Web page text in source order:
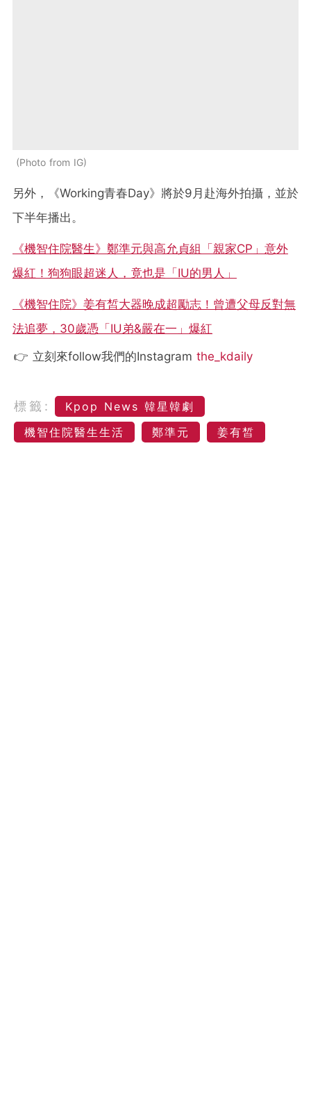
Photo from IG
另外，《Working青春Day》將於9月赴海外拍攝，並於
下半年播出。
《機智住院醫生》鄭準元與高允貞組「親家CP」意外
爆紅！狗狗眼超迷人，竟也是「IU的男人」
《機智住院》姜有皙大器晚成超勵志！曾遭父母反對無
法追夢，30歲憑「IU弟&嚴在一」爆紅
👉 立刻來follow我們的Instagram the_kdaily
標籤:
Kpop News 韓星韓劇
機智住院醫生生活
鄭準元 姜有皙